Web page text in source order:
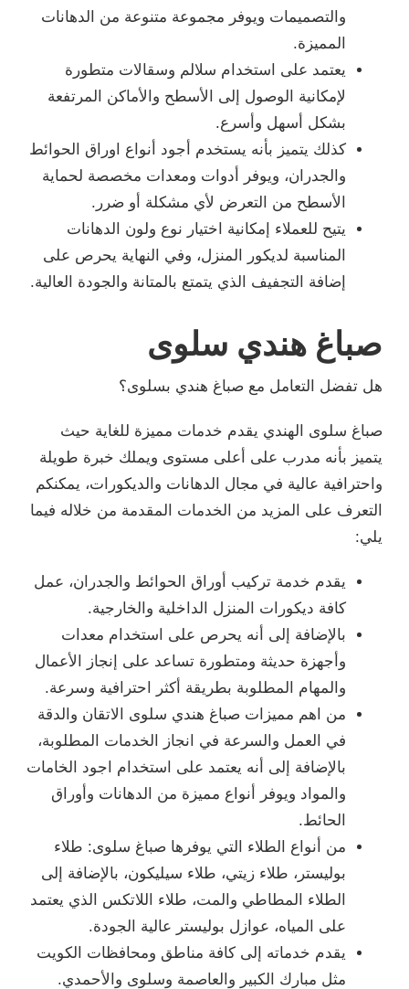
والتصميمات ويوفر مجموعة متنوعة من الدهانات
المميزة.
يعتمد على استخدام سلالم وسقالات متطورة
لإمكانية الوصول إلى الأسطح والأماكن المرتفعة
بشكل أسهل وأسرع.
كذلك يتميز بأنه يستخدم أجود أنواع اوراق الحوائط
والجدران، ويوفر أدوات ومعدات مخصصة لحماية
الأسطح من التعرض لأي مشكلة أو ضرر.
يتيح للعملاء إمكانية اختيار نوع ولون الدهانات
المناسبة لديكور المنزل، وفي النهاية يحرص على
إضافة التجفيف الذي يتمتع بالمتانة والجودة العالية.
صباغ هندي سلوى
هل تفضل التعامل مع صباغ هندي بسلوى؟
صباغ سلوى الهندي يقدم خدمات مميزة للغاية حيث
يتميز بأنه مدرب على أعلى مستوى ويملك خبرة طويلة
واحترافية عالية في مجال الدهانات والديكورات، يمكنكم
التعرف على المزيد من الخدمات المقدمة من خلاله فيما
يلي:
يقدم خدمة تركيب أوراق الحوائط والجدران، عمل
كافة ديكورات المنزل الداخلية والخارجية.
بالإضافة إلى أنه يحرص على استخدام معدات
وأجهزة حديثة ومتطورة تساعد على إنجاز الأعمال
والمهام المطلوبة بطريقة أكثر احترافية وسرعة.
من اهم مميزات صباغ هندي سلوى الاتقان والدقة
في العمل والسرعة في انجاز الخدمات المطلوبة،
بالإضافة إلى أنه يعتمد على استخدام اجود الخامات
والمواد ويوفر أنواع مميزة من الدهانات وأوراق
الحائط.
من أنواع الطلاء التي يوفرها صباغ سلوى: طلاء
بوليستر، طلاء زيتي، طلاء سيليكون، بالإضافة إلى
الطلاء المطاطي والمت، طلاء اللاتكس الذي يعتمد
على المياه، عوازل بوليستر عالية الجودة.
يقدم خدماته إلى كافة مناطق ومحافظات الكويت
مثل مبارك الكبير والعاصمة وسلوى والأحمدي.